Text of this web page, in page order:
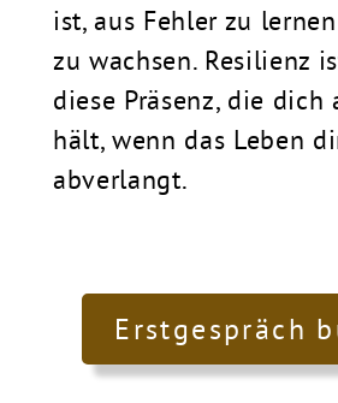
ist, aus Fehler zu
zu wachsen. Resilienz
diese Präsenz, die dich
hält, wenn das Leben
abverlangt.
Erstgespräch